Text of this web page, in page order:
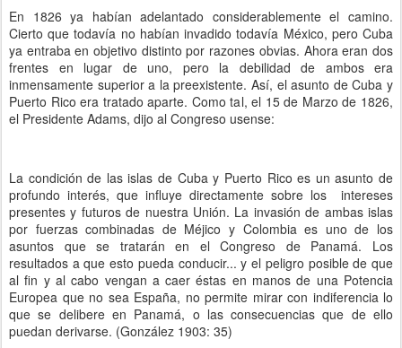
En 1826 ya habían adelantado considerablemente el camino.
Cierto que todavía no habían invadido todavía México, pero Cuba
ya entraba en objetivo distinto por razones obvias. Ahora eran dos
frentes en lugar de uno, pero la debilidad de ambos era
inmensamente superior a la preexistente. Así, el asunto de Cuba y
Puerto Rico era tratado aparte. Como tal, el 15 de Marzo de 1826,
el Presidente Adams, dijo al Congreso usense:
La condición de las islas de Cuba y Puerto Rico es un asunto de
profundo interés, que influye directamente sobre los intereses
presentes y futuros de nuestra Unión. La invasión de ambas islas
por fuerzas combinadas de Méjico y Colombia es uno de los
asuntos que se tratarán en el Congreso de Panamá. Los
resultados a que esto pueda conducir... y el peligro posible de que
al fin y al cabo vengan a caer éstas en manos de una Potencia
Europea que no sea España, no permite mirar con indiferencia lo
que se delibere en Panamá, o las consecuencias que de ello
puedan derivarse. (González 1903: 35)